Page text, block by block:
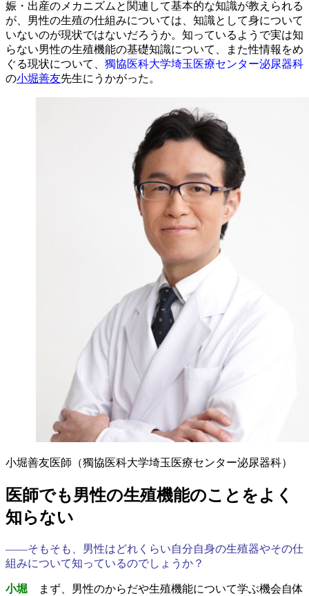
娠・出産のメカニズムと関連して基本的な知識が教えられる
が、男性の生殖の仕組みについては、知識として身について
いないのが現状ではないだろうか。知っているようで実は知
らない男性の生殖機能の基礎知識について、また性情報をめ
ぐる現状について、 獨協医科大学埼玉医療センター泌尿器科
の小堀善友先生にうかがった。
小堀善友医師（獨協医科大学埼玉医療センター泌尿器科）
医師でも男性の生殖機能のことをよく
知らない
――そもそも、男性はどれくらい自分自身の生殖器やその仕
組みについて知っているのでしょうか？
小堀 まず、男性のからだや生殖機能について学ぶ機会自体